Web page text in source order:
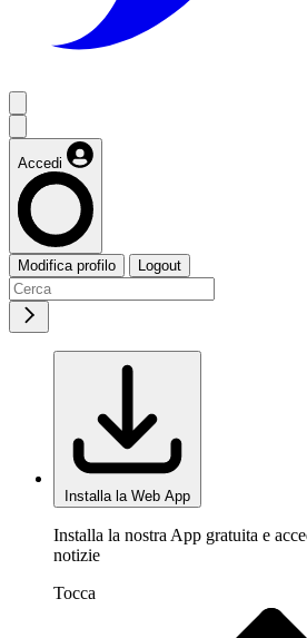
Accedi
Modifica profilo Logout
Installa la Web App
Installa la nostra App gratuita e
notizie
Tocca